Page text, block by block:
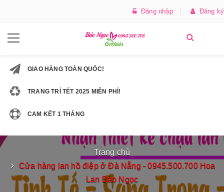
Đăng nhập Đăng ký
GIAO HÀNG TOÀN QUỐC!
TRANG TRÍ TẾT 2025 MIỄN PHÍ!
CAM KẾT 1 THÁNG
Trang chủ
Cửa hàng lan hồ điệp ở Đà Nẵng - 0945.500.700 Hoa
Lan Bảo Ngọc